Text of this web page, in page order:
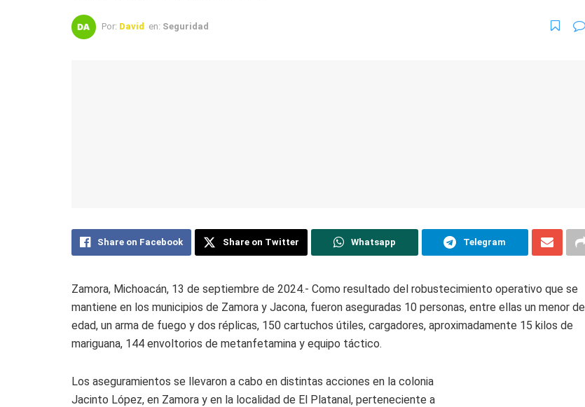
Por: David en: Seguridad
Share on Facebook Share on Twitter Whatsapp Telegram
Zamora, Michoacán, 13 de septiembre de 2024.- Como resultado del robustecimiento operativo que se
mantiene en los municipios de Zamora y Jacona, fueron aseguradas 10 personas, entre ellas un menor de
edad, un arma de fuego y dos réplicas, 150 cartuchos útiles, cargadores, aproximadamente 15 kilos de
mariguana, 144 envoltorios de metanfetamina y equipo táctico.
Los aseguramientos se llevaron a cabo en distintas acciones en la colonia
Jacinto López, en Zamora y en la localidad de El Platanal, perteneciente a